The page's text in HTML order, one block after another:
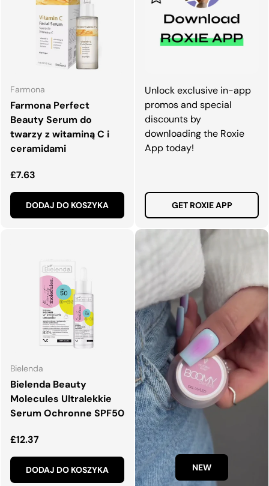
Farmona
Farmona Perfect
Beauty Serum do
twarzy z witaminą C i
ceramidami
Normalna cena
£7.63
DODAJ DO KOSZYKA
Unlock exclusive in-app
promos and special
discounts by
downloading the Roxie
App today!
GET ROXIE APP
Bielenda
Bielenda Beauty
Molecules Ultralekkie
Serum Ochronne SPF50
Normalna cena
£12.37
DODAJ DO KOSZYKA NEW